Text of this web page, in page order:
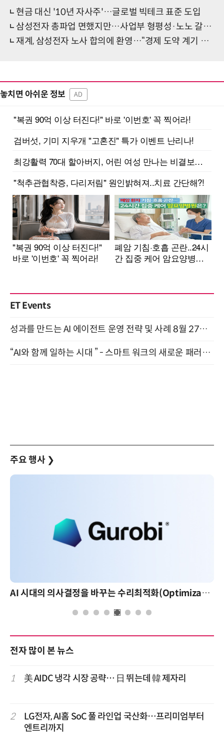
현금 대신 '10년 자사주'…글로벌 빅테크 표준 도입
삼성전자 총파업 면했지만…사업부 형평성·노노 갈등 '숙제'
재계, 삼성전자 노사 합의에 환영…“경제 도약 계기 되길”
놓치면 아쉬운 정보 AD
ET Events
성과를 만드는 AI 에이전트 운영 전략 및 사례 8월 27일 개최
“AI와 함께 일하는 시대 ” - 스마트 워크의 새로운 패러다임 (9/11)
주요 행사 ❯
AI 시대의 의사결정을 바꾸는 수리최적화(Optimization): 실제 산업 적용 사례와 활용 전략
전자 많이 본 뉴스
1 美 AIDC 냉각 시장 공략… 日 뛰는데 韓 제자리
2
LG전자, AI홈 SoC 풀 라인업 국산화…프리미엄부터
엔트리까지